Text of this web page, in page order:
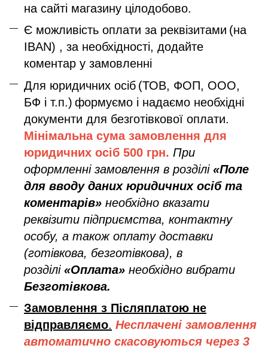
на сайті магазину цілодобово.
Є можливість оплати за реквізитами (на
IBAN) , за необхідності, додайте
коментар у замовленні
Для юридичних осіб (ТОВ, ФОП, ООО,
БФ і т.п.) формуємо і надаємо необхідні
документи для безготівкової оплати.
Мінімальна сума замовлення для
юридичних осіб 500 грн. При
оформленні замовлення в розділі «Поле
для вводу даних юридичних осіб та
коментарів» необхідно вказати
реквізити підприємства, контактну
особу, а також оплату доставки
(готівкова, безготівкова), в
розділі «Оплата» необхідно вибрати
Безготівкова.
Замовлення з Післяплатою не
відправляємо. Несплачені замовлення
автоматично скасовуються через 3